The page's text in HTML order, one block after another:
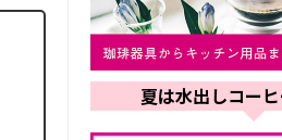
夏は水出しコー